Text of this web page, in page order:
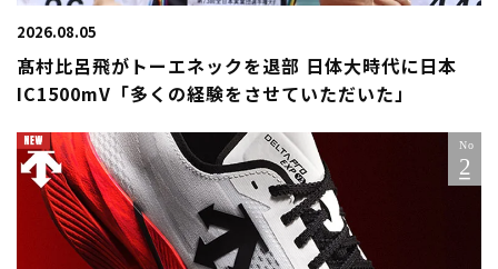
2026.08.05
髙村比呂飛がトーエネックを退部 日体大時代に日本
IC1500mV「多くの経験をさせていただいた」